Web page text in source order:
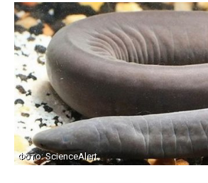
Фото: ScienceAlert